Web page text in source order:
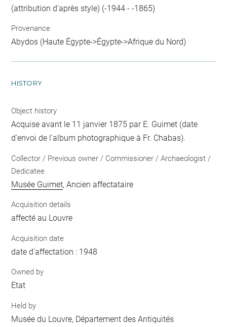
(attribution d'après style) (-1944 - -1865)
Provenance
Abydos (Haute Égypte->Égypte->Afrique du Nord)
HISTORY
Object history
Acquise avant le 11 janvier 1875 par E. Guimet (date
d'envoi de l'album photographique à Fr. Chabas).
Collector / Previous owner / Commissioner / Archaeologist /
Dedicatee
Musée Guimet, Ancien affectataire
Acquisition details
affecté au Louvre
Acquisition date
date d'affectation : 1948
Owned by
Etat
Held by
Musée du Louvre, Département des Antiquités